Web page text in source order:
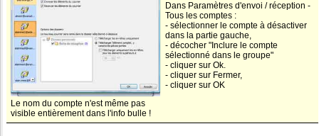
Le nom du compte n'est même pas
visible entièrement dans l'info bulle !
Dans Paramètres d'envoi / réception -
Tous les comptes :
- sélectionner le compte à désactiver
dans la partie gauche,
- décocher "Inclure le compte
sélectionné dans le groupe"
- cliquer sur Ok.
- cliquer sur Fermer,
- cliquer sur OK